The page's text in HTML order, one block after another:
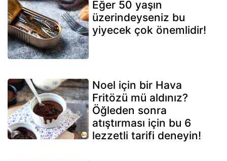
Eğer 50 yaşın
üzerindeyseniz bu
yiyecek çok önemlidir!
Noel için bir Hava
Fritözü mü aldınız?
Öğleden sonra
atıştırması için bu 6
lezzetli tarifi deneyin!